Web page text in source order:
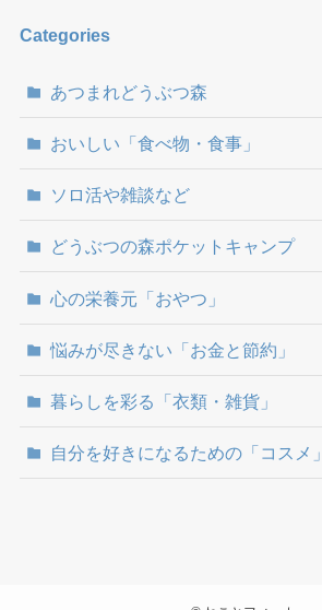
Categories
あつまれどうぶつ森
おいしい「食べ物・食事」
ソロ活や雑談など
どうぶつの森ポケットキャンプ
心の栄養元「おやつ」
悩みが尽きない「お金と節約」
暮らしを彩る「衣類・雑貨」
自分を好きになるための「コスメ」